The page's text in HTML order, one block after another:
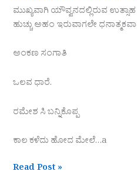
ಮುಖ್ಯವಾಗಿ ಯೌವ್ವನದಲ್ಲಿರುವ ಉತ್ಸಾಹ
ಹುಚ್ಚು ಅಹಂ ಇರುವಾಗಲೇ
ಅಂಕಣ ಸಂಗಾತಿ
ಒಲವ ಧಾರೆ.
ರಮೇಶ ಸಿ ಬನ್ನಿಕೊಪ್ಪ
ಕಾಲ ಕಳೆದು ಹೋದ ಮೇಲೆ…a
Read Post »